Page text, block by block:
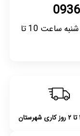
ساعت کاری شنبه تا پنج شنبه ساعت 10 تا